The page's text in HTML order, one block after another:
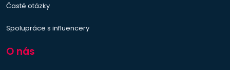
Časté otázky
Spolupráce s influencery
O nás